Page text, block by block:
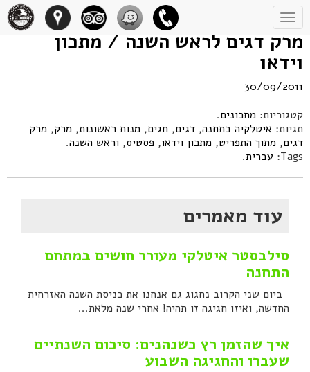
Toggle
navigation
מרק דגים לראש השנה / מתכון
וידאו
30/09/2011
קטגוריות: מתכונים.
תגיות: איטלקיה בתחנה, דגים, חגים, מנות ראשונות, מרק, מרק
דגים, מתוך התפריט, מתכון וידאו, פסטיס, וראש השנה.
Tags: עברית.
עוד מאמרים
סילבסטר איטלקי מעורר חושים במתחם
התחנה
ביום שני הקרוב נחגוג גם אנחנו את כניסת השנה האזרחית
החדשה, ואיזו חגיגה זו תהיה! אחרי שנה מלאת...
איך שהזמן רץ כשנהנים: סיכום השנתיים
שעברו והחגיגה השבוע